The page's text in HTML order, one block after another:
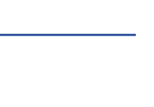
Centro el
médico.
la